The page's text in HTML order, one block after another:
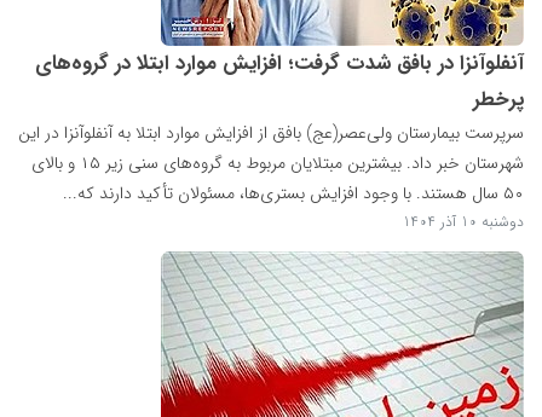
آنفلوآنزا در بافق شدت گرفت؛ افزایش موارد ابتلا در گروه‌های
پرخطر
سرپرست بیمارستان ولی‌عصر(عج) بافق از افزایش موارد ابتلا به آنفلوآنزا در این
شهرستان خبر داد. بیشترین مبتلایان مربوط به گروه‌های سنی زیر ۱۵ و بالای
۵۰ سال هستند. با وجود افزایش بستری‌ها، مسئولان تأکید دارند که...
دوشنبه 10 آذر 1404